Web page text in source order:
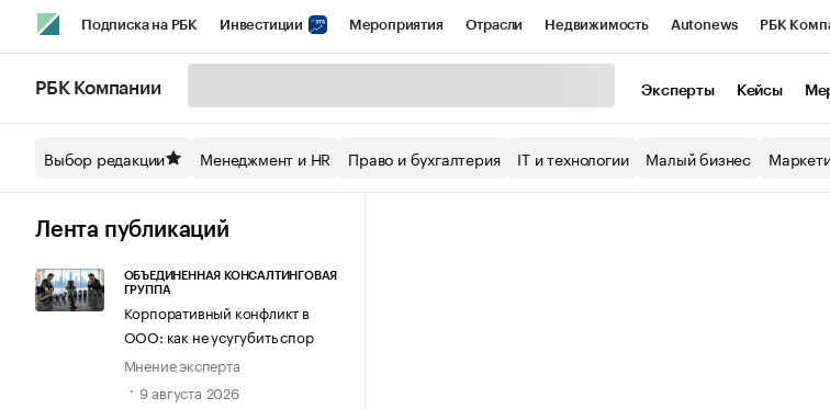
Подписка на РБК Инвестиции Мероприятия Отрасли Недвижимость Autonews РБК
Спецпроекты СПб Конференции СПб Спецпроекты
Технологии и медиа
РБК Компании Эксперты Кейсы
Выбор редакции Менеджмент и HR Право и бухгалтерия IT и технологии Малый бизнес
Лента публикаций
ОБЪЕДИНЕННАЯ КОНСАЛТИНГОВАЯ
ГРУППА
Корпоративный конфликт в
ООО: как не усугубить спор
Мнение эксперта
9 августа 2026